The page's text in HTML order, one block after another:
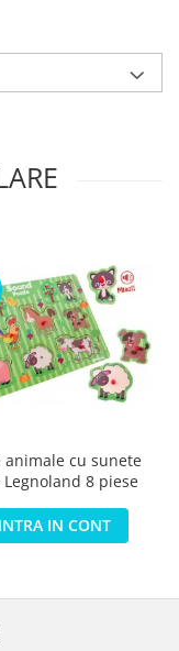
animale cu sunete
Legnoland 8 piese
INTRA IN CONT